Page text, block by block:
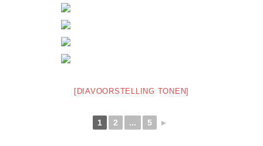
[DIAVOORSTELLING TONEN]
1 2 ... 5 ►